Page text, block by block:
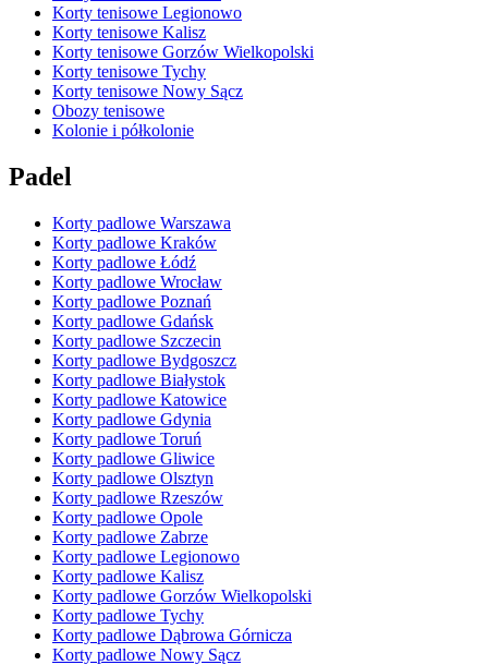
Korty tenisowe Legionowo
Korty tenisowe Kalisz
Korty tenisowe Gorzów Wielkopolski
Korty tenisowe Tychy
Korty tenisowe Nowy Sącz
Obozy tenisowe
Kolonie i półkolonie
Padel
Korty padlowe Warszawa
Korty padlowe Kraków
Korty padlowe Łódź
Korty padlowe Wrocław
Korty padlowe Poznań
Korty padlowe Gdańsk
Korty padlowe Szczecin
Korty padlowe Bydgoszcz
Korty padlowe Białystok
Korty padlowe Katowice
Korty padlowe Gdynia
Korty padlowe Toruń
Korty padlowe Gliwice
Korty padlowe Olsztyn
Korty padlowe Rzeszów
Korty padlowe Opole
Korty padlowe Zabrze
Korty padlowe Legionowo
Korty padlowe Kalisz
Korty padlowe Gorzów Wielkopolski
Korty padlowe Tychy
Korty padlowe Dąbrowa Górnicza
Korty padlowe Nowy Sącz